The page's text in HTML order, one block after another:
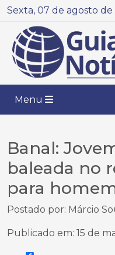
Sexta, 07 de agosto de
Menu
Banal:
baleada no
para
Postado por: Márcio
Publicado em: 15 de